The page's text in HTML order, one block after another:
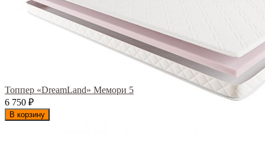
Топпер «DreamLand» Мемори 5
6 750 ₽
В корзину